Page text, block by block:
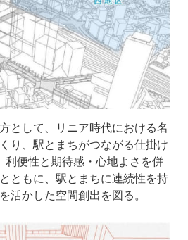
として、リニア時代における名
り、駅とまちがつながる仕掛け
利便性と期待感・心地よさを併
ともに、駅とまちに連続性を持
活かした空間創出を図る。